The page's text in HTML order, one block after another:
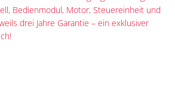
Bedienmodul, Motor, Steuereinheit und
drei Jahre Garantie – ein exklusiver